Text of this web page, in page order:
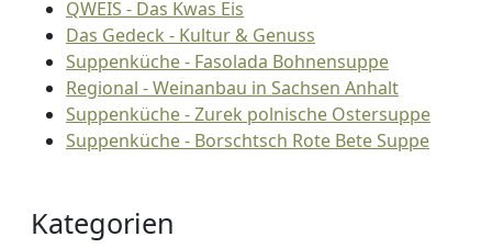
QWEIS - Das Kwas Eis
Das Gedeck - Kultur & Genuss
Suppenküche - Fasolada Bohnensuppe
Regional - Weinanbau in Sachsen Anhalt
Suppenküche - Zurek polnische Ostersuppe
Suppenküche - Borschtsch Rote Bete Suppe
Kategorien